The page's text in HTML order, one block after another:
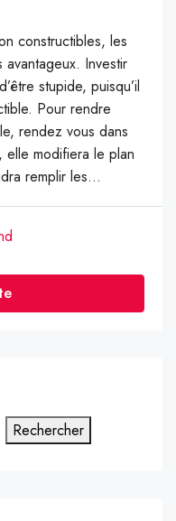
constructibles, les
Investir
stupide, puisqu’il
Pour rendre
rendez vous dans
elle modifiera le plan
remplir les...
Rechercher